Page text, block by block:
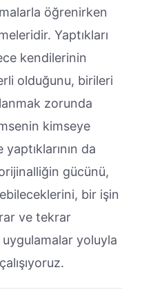
öğrenirken
Yaptıkları
kendilerinin
olduğunu, birileri
zorunda
kimseye
da
gücünü,
bir işin
ve tekrar
yoluyla